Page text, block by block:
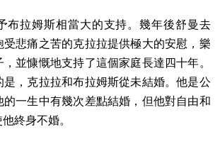
拉姆斯相當大的支持。幾年後舒曼去
受悲痛之苦的克拉拉提供極大的安慰，樂
並慷慨地支持了這個家庭長達四十年。
是，克拉拉和布拉姆斯從未結婚。他是公
的一生中有幾次差點結婚，但他對自由和
他終身不婚。